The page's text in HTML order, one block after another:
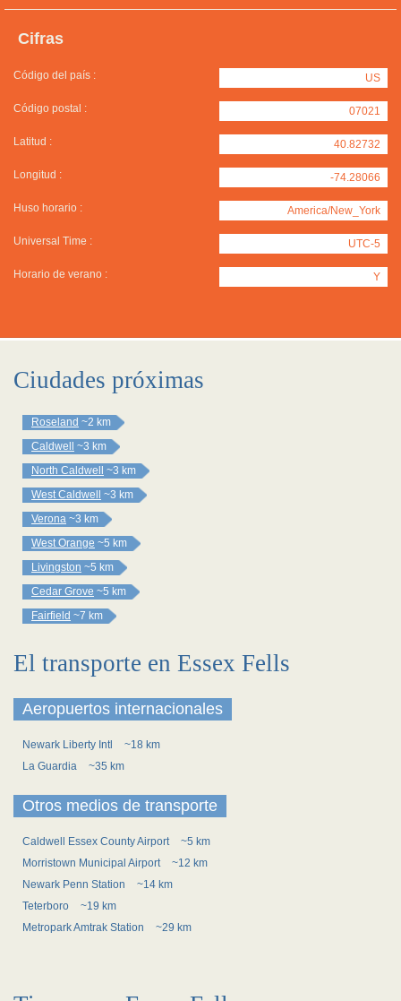
Cifras
Código del país : US
Código postal : 07021
Latitud : 40.82732
Longitud : -74.28066
Huso horario : America/New_York
Universal Time : UTC-5
Horario de verano : Y
Ciudades próximas
Roseland ~2 km
Caldwell
~3 km
North Caldwell
~3 km
West Caldwell
~3 km
Verona ~3 km
West Orange ~5 km
Livingston ~5 km
Cedar Grove ~5 km
Fairfield ~7 km
El transporte en Essex Fells
Aeropuertos internacionales
Newark Liberty Intl
~18 km
La Guardia
~35 km
Otros medios de transporte
Caldwell Essex County Airport
~5 km
Morristown Municipal Airport
~12 km
Newark Penn Station
~14 km
Teterboro
~19 km
Metropark Amtrak Station
~29 km